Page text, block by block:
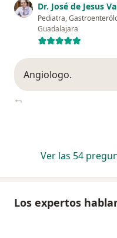
Dr. José de Jesus
Pediatra,
Guadalajara
Angiologo.
Ver las 54
Los expertos